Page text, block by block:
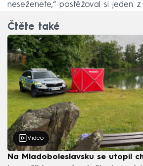
neseženete,“ postěžoval si jeden z
Čtěte také
Video
Na Mladoboleslavsku se utopil